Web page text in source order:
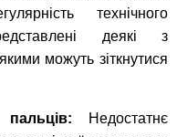
технічного
деякі з
можуть зіткнутися
Недостатнє